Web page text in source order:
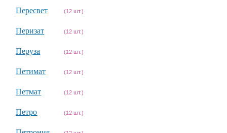
Пересвет (12 шт.)
Перизат (12 шт.)
Перуза (12 шт.)
Петимат (12 шт.)
Петмат (12 шт.)
Петро (12 шт.)